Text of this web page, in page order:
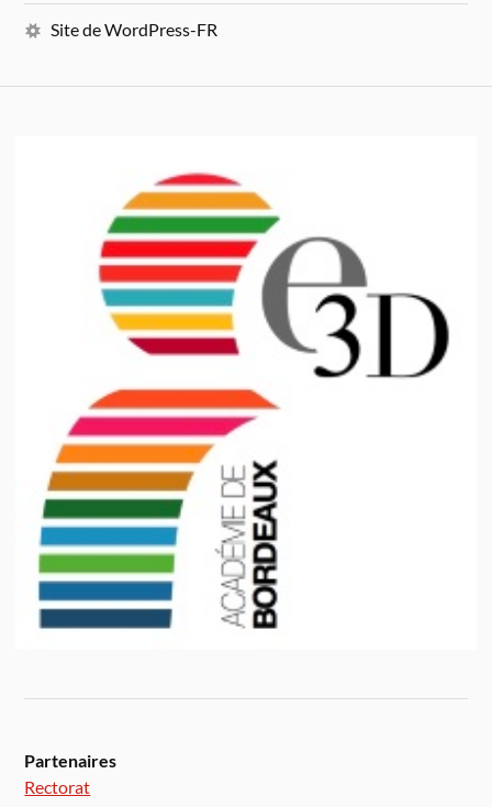
Site de WordPress-FR
Partenaires
Rectorat